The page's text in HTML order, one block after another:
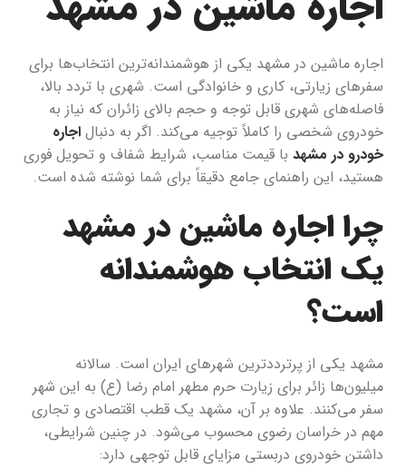
اجاره ماشین در مشهد یکی از هوشمندانه‌ترین انتخاب‌ها برای
سفرهای زیارتی، کاری و خانوادگی است. شهری با تردد بالا،
فاصله‌های شهری قابل توجه و حجم بالای زائران که نیاز به
خودروی شخصی را کاملاً توجیه می‌کند. اگر به دنبال اجاره
خودرو در مشهد با قیمت مناسب، شرایط شفاف و تحویل فوری
هستید، این راهنمای جامع دقیقاً برای شما نوشته شده است.
چرا اجاره ماشین در مشهد
یک انتخاب هوشمندانه
است؟
مشهد یکی از پرترددترین شهرهای ایران است. سالانه
میلیون‌ها زائر برای زیارت حرم مطهر امام رضا (ع) به این شهر
سفر می‌کنند. علاوه بر آن، مشهد یک قطب اقتصادی و تجاری
مهم در خراسان رضوی محسوب می‌شود. در چنین شرایطی،
داشتن خودروی دربستی مزایای قابل توجهی دارد: